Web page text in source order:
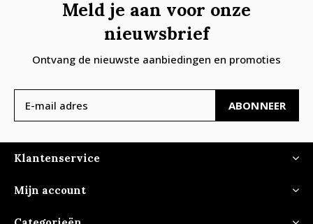
Meld je aan voor onze
nieuwsbrief
Ontvang de nieuwste aanbiedingen en promoties
ABONNEER
Klantenservice
Mijn account